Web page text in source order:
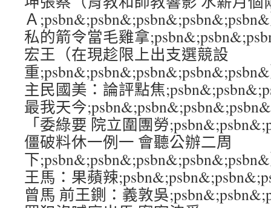
Ａ
私的箭令當毛雞拿
宏王（在現趁限上出支選競設
重
主民國美：論評點焦
最我天今
「委綠要 院立圍團勞
僵破料休一例一 會聽公辦二周
下
王馬：果蘋辣
曾馬 前王鍘：義敦吳